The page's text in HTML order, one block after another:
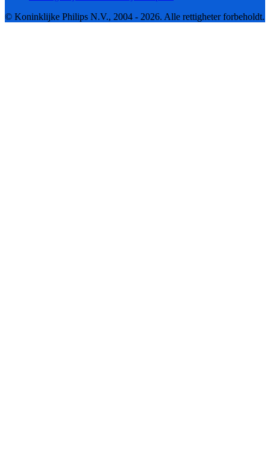
© Koninklijke Philips N.V., 2004 - 2026. Alle rettigheter forbeholdt.